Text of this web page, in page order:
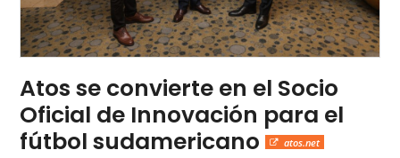
Atos se convierte en el Socio
Oficial de Innovación para el
fútbol sudamericano
atos.net